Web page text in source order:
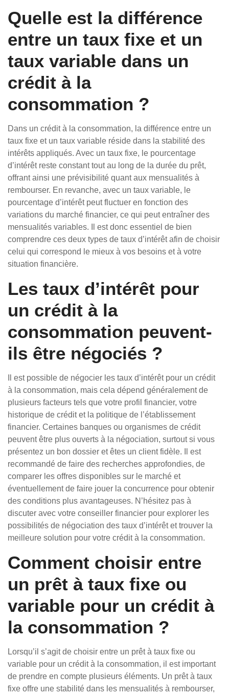
Quelle est la différence
entre un taux fixe et un
taux variable dans un
crédit à la
consommation ?
Dans un crédit à la consommation, la différence entre un
taux fixe et un taux variable réside dans la stabilité des
intérêts appliqués. Avec un taux fixe, le pourcentage
d’intérêt reste constant tout au long de la durée du prêt,
offrant ainsi une prévisibilité quant aux mensualités à
rembourser. En revanche, avec un taux variable, le
pourcentage d’intérêt peut fluctuer en fonction des
variations du marché financier, ce qui peut entraîner des
mensualités variables. Il est donc essentiel de bien
comprendre ces deux types de taux d’intérêt afin de choisir
celui qui correspond le mieux à vos besoins et à votre
situation financière.
Les taux d’intérêt pour
un crédit à la
consommation peuvent-
ils être négociés ?
Il est possible de négocier les taux d’intérêt pour un crédit
à la consommation, mais cela dépend généralement de
plusieurs facteurs tels que votre profil financier, votre
historique de crédit et la politique de l’établissement
financier. Certaines banques ou organismes de crédit
peuvent être plus ouverts à la négociation, surtout si vous
présentez un bon dossier et êtes un client fidèle. Il est
recommandé de faire des recherches approfondies, de
comparer les offres disponibles sur le marché et
éventuellement de faire jouer la concurrence pour obtenir
des conditions plus avantageuses. N’hésitez pas à
discuter avec votre conseiller financier pour explorer les
possibilités de négociation des taux d’intérêt et trouver la
meilleure solution pour votre crédit à la consommation.
Comment choisir entre
un prêt à taux fixe ou
variable pour un crédit à
la consommation ?
Lorsqu’il s’agit de choisir entre un prêt à taux fixe ou
variable pour un crédit à la consommation, il est important
de prendre en compte plusieurs éléments. Un prêt à taux
fixe offre une stabilité dans les mensualités à rembourser,